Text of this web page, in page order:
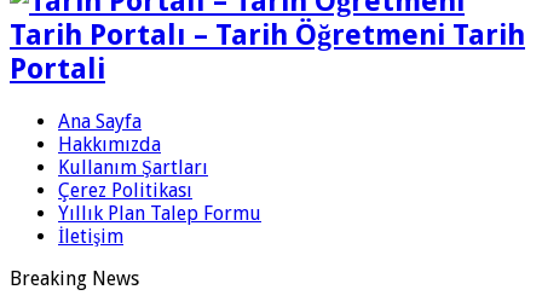
Tarih Portalı – Tarih Öğretmeni Tarih
Portali
Ana Sayfa
Hakkımızda
Kullanım Şartları
Çerez Politikası
Yıllık Plan Talep Formu
İletişim
Breaking News